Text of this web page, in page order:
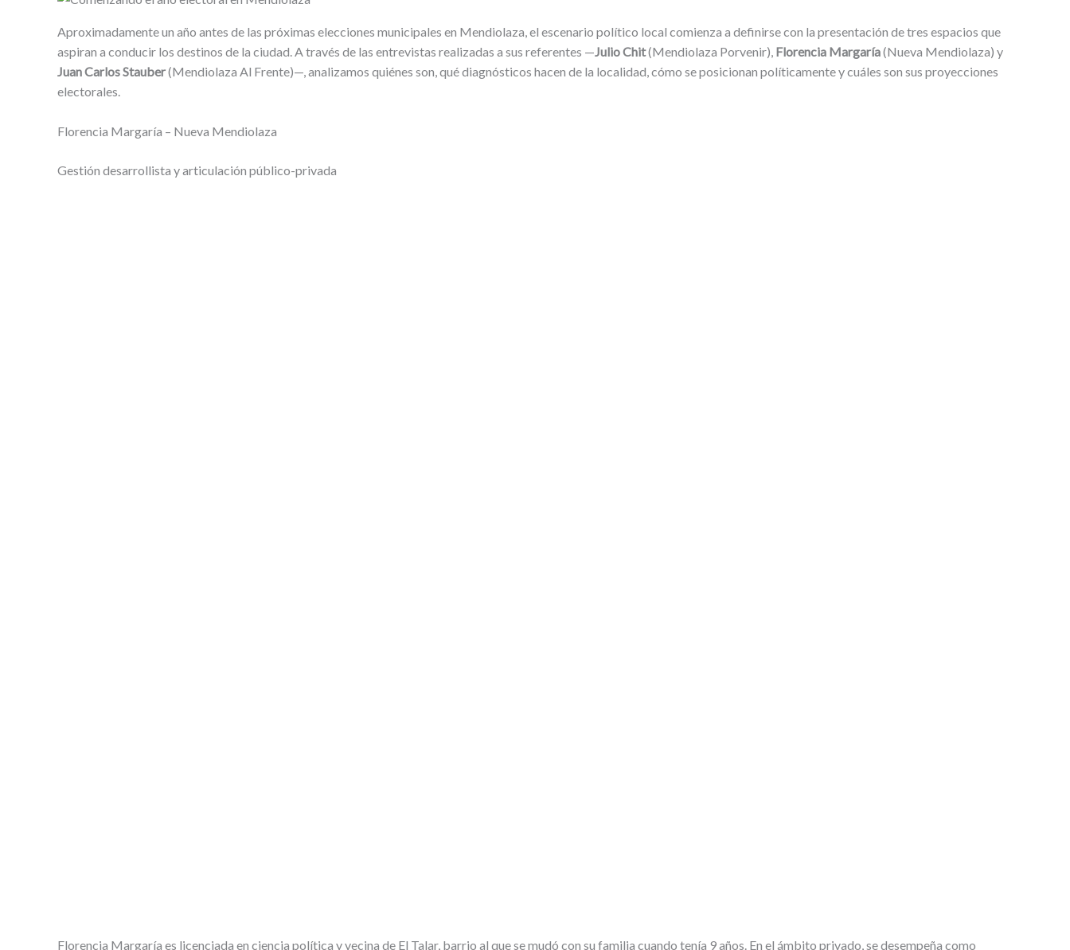
Aproximadamente un año antes de las próximas elecciones municipales en Mendiolaza, el escenario político local comienza a definirse con la presentación de tres espacios que
aspiran a conducir los destinos de la ciudad. A través de las entrevistas realizadas a sus referentes — Julio Chit(Mendiolaza Porvenir), Florencia Margaría(Nueva Mendiolaza) y
Juan Carlos Stauber(Mendiolaza Al Frente)—, analizamos quiénes son, qué diagnósticos hacen de la localidad, cómo se posicionan políticamente y cuáles son sus proyecciones
electorales.
Florencia Margaría – Nueva Mendiolaza
Gestión desarrollista y articulación público-privada
Florencia Margaría es licenciada en ciencia política y vecina de El Talar, barrio al que se mudó con su familia cuando tenía 9 años. En el ámbito privado, se desempeña como